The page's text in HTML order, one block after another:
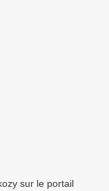
sur le portail